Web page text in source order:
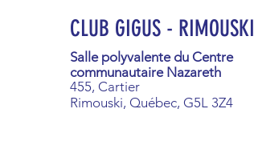
CLUB GIGUS - RIMOUSKI
Sa lle polyvalentedu Centre
communautaire Nazareth
455, Cartier
Rimouski, Québec, G5L 3Z4